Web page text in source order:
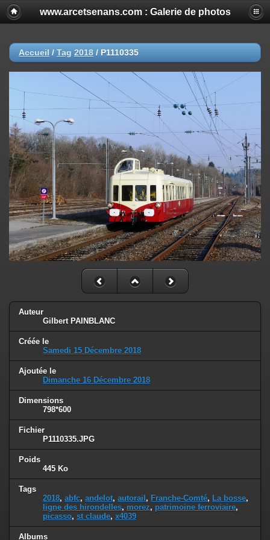
www.arcetsenans.com : Galerie de photos
Accueil / Tag 2018 / P1110335
Auteur
Gilbert PAINBLANC
Créée le
Samedi 15 Décembre 2018
Ajoutée le
Dimanche 16 Décembre 2018
Dimensions
798*600
Fichier
P1110335.JPG
Poids
445 Ko
Tags
2018, abfc, andelot, autorail, Franche-Comté, La bosse,
ligne des hirondelles, morez, patrimoine ferroviaire,
picasso, st claude, x4039
Albums